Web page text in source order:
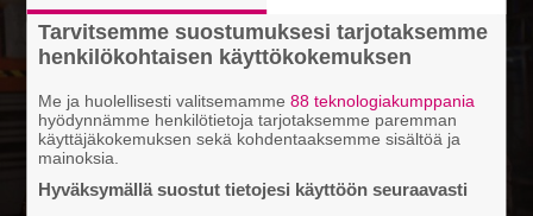
Tarvitsemme suostumuksesi tarjotaksemme
henkilökohtaisen käyttökokemuksen
Me ja huolellisesti valitsemamme88 teknologiakumppania
hyödynnämme henkilötietoja tarjotaksemme paremman
käyttäjäkokemuksen sekä kohdentaaksemme sisältöä ja
mainoksia.
Hyväksymällä suostut tietojesi käyttöön seuraavasti